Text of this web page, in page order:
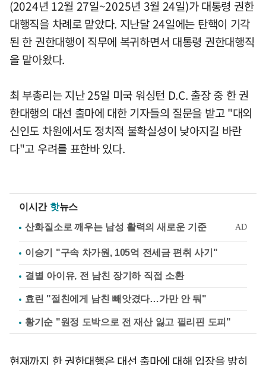
(2024년 12월 27일~2025년 3월 24일)가 대통령 권한
대행직을 차례로 맡았다. 지난달 24일에는 탄핵이 기각
된 한 권한대행이 직무에 복귀하면서 대통령 권한대행직
을 맡아왔다.
최 부총리는 지난 25일 미국 워싱턴 D.C. 출장 중 한 권
한대행의 대선 출마에 대한 기자들의 질문을 받고 "대외
신인도 차원에서도 정치적 불확실성이 낮아지길 바란
다"고 우려를 표한바 있다.
이시간 핫뉴스
이승기 "구속 차가원, 105억 전세금 편취 사기"
결별 아이유, 전 남친 장기하 직접 소환
효린 "절친에게 남친 빼앗겼다…가만 안 둬"
황기순 "원정 도박으로 전 재산 잃고 필리핀 도피"
현재까지 한 권한대행은 대선 출마에 대해 입장을 밝히